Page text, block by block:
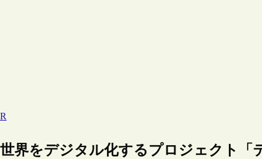
界をデジタル化するプロジェクト「